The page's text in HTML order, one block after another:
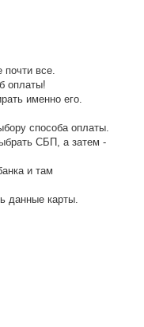
почти все.
оплаты!
именно его.
способа оплаты.
СБП, а затем -
и там
данные карты.